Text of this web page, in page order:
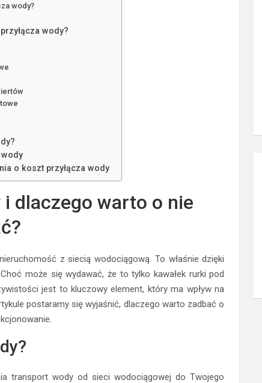
wody?
wody?
o koszt przyłącza wody
i dlaczego warto o nie
z siecią wodociągową. To właśnie dzięki
może się wydawać, że to tylko kawałek rurki pod
jest to kluczowy element, który ma wpływ na
postaramy się wyjaśnić, dlaczego warto zadbać o
transport wody od sieci wodociągowej do Twojego